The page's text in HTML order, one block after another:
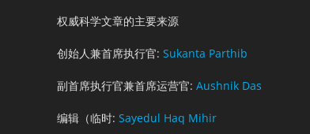
权威科学文章的主要来源
创始人兼首席执行官: Sukanta Parthib
副首席执行官兼首席运营官: Aushnik Das
编辑（临时: Sayedul Haq Mihir